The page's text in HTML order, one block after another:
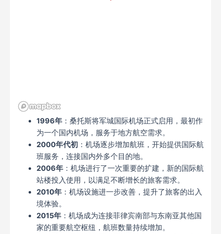
1996年：桑托斯将军城国际机场正式启用，最初作
为一个国内机场，服务于地方航空需求。
2000年代初：机场逐步增加航班，开始提供国际航
班服务，连接国内外多个目的地。
2006年：机场进行了一次重要的扩建，新的国际航
站楼投入使用，以满足不断增长的旅客需求。
2010年：机场设施进一步改善，提升了旅客的出入
境体验。
2015年：机场成为连接菲律宾南部与东南亚其他国
家的重要航空枢纽，航班数量持续增加。